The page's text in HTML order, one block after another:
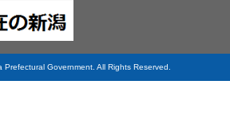
Prefectural Government. All Rights Reserved.